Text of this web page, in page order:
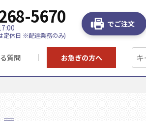
5670
定休日 ※配達業務のみ)
でご注文
質問 お急ぎの方へ